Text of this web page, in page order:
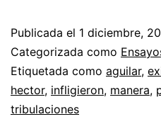
Publicada el 1 diciembre,
Categorizada como
Etiquetada como aguilar,
hector, infligieron, manera,
tribulaciones